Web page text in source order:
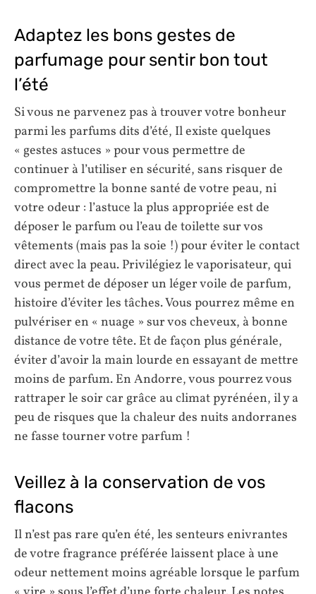
Adaptez les bons gestes de
parfumage pour sentir bon tout
l’été
Si vous ne parvenez pas à trouver votre bonheur
parmi les parfums dits d’été, Il existe quelques
« gestes astuces » pour vous permettre de
continuer à l’utiliser en sécurité, sans risquer de
compromettre la bonne santé de votre peau, ni
votre odeur : l’astuce la plus appropriée est de
déposer le parfum ou l’eau de toilette sur vos
vêtements (mais pas la soie !) pour éviter le contact
direct avec la peau. Privilégiez le vaporisateur, qui
vous permet de déposer un léger voile de parfum,
histoire d’éviter les tâches. Vous pourrez même en
pulvériser en « nuage » sur vos cheveux, à bonne
distance de votre tête. Et de façon plus générale,
éviter d’avoir la main lourde en essayant de mettre
moins de parfum. En Andorre, vous pourrez vous
rattraper le soir car grâce au climat pyrénéen, il y a
peu de risques que la chaleur des nuits andorranes
ne fasse tourner votre parfum !
Veillez à la conservation de vos
flacons
Il n’est pas rare qu’en été, les senteurs enivrantes
de votre fragrance préférée laissent place à une
odeur nettement moins agréable lorsque le parfum